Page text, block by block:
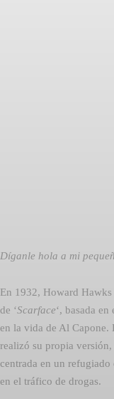
Díganle hola a mi
En 1932, Howard
de ‘Scarface‘, basada
en la vida de Al Capone.
realizó su propia
centrada en un
en el tráfico de drogas.